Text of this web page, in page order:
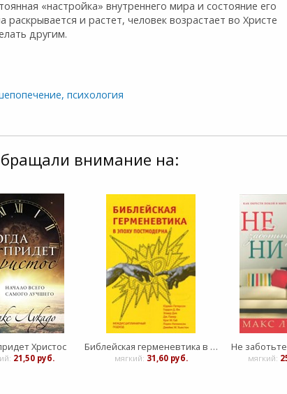
«настройка» внутреннего мира и состояние его
раскрывается и растет, человек возрастает во Христе
другим.
психология
внимание на:
Христос
21,50 руб.
Библейская герменевтика в эпоху постмодерна: междисциплинарный подход
мягкий: 31,60 руб.
Не
мягкий: